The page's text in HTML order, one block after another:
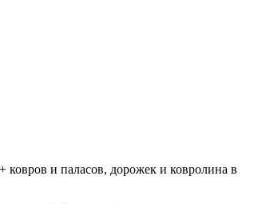
и паласов, дорожек и ковролина в